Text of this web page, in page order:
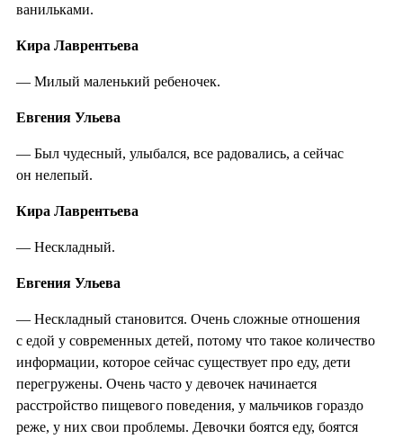
ванильками.
Кира Лаврентьева
— Милый маленький ребеночек.
Евгения Ульева
— Был чудесный, улыбался, все радовались, а сейчас
он нелепый.
Кира Лаврентьева
— Нескладный.
Евгения Ульева
— Нескладный становится. Очень сложные отношения
с едой у современных детей, потому что такое количество
информации, которое сейчас существует про еду, дети
перегружены. Очень часто у девочек начинается
расстройство пищевого поведения, у мальчиков гораздо
реже, у них свои проблемы. Девочки боятся еду, боятся